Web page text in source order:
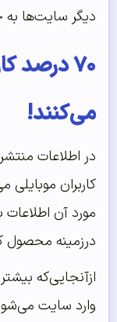
دیگر سایت‌ها
۷۰ درصد
می‌کنند!
کاربران
مورد آن
درزمینه
ازآنجایی‌که
وارد سایت